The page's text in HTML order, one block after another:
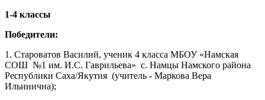
1-4 классы
Победители:
1. Староватов Василий, ученик 4 класса МБОУ «Намская
СОШ №1 им. И.С. Гаврильева» с. Намцы Намского района
Республики Саха/Якутия (учитель - Маркова Вера
Ильинична);